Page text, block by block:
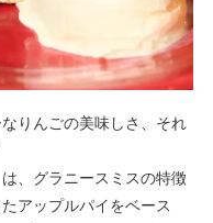
りんごの美味しさ、それ
は、グラニースミスの特徴
アップルパイをベース